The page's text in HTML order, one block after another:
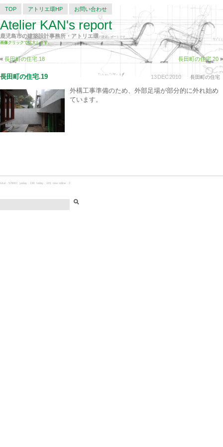
TOP アトリエ環HP お問い合わせ
Atelier KAN's report
鹿児島市の建築設計事務所・アトリエ環の建築レポートです。
画像クリックで拡大します。
« 長田町の住宅.18 長田町の住宅.20 »
13DEC2010 長田町の住宅
長田町の住宅.19
外構工事準備のため、外部足場が部分的に外れ始め
ています。
total：578007, yeday：139, today：103, now online：2